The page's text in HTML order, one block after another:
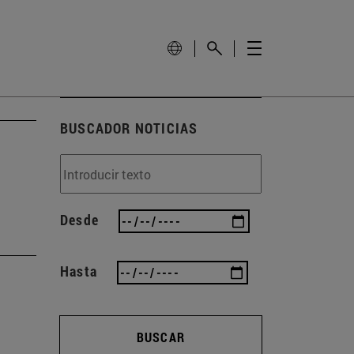
BUSCADOR NOTICIAS
Desde
Hasta
BUSCAR